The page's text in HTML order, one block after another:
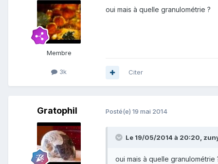
Membre
3k
oui mais à quelle granulométrie ?
Citer
Gratophil Posté(e) 19 mai 2014
Le 19/05/2014 à 20:20,
oui mais à quelle granulométrie